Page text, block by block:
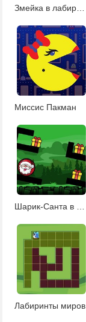
Змейка в лабиринте
Миссис Пакман
Лабиринты миров